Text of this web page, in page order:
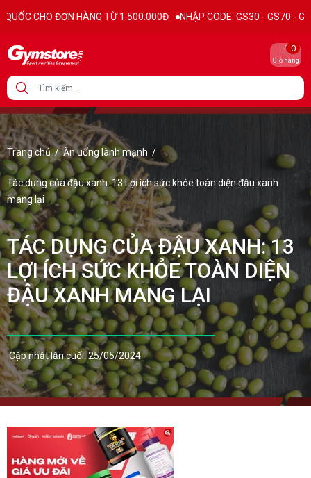
HÀNG TỪ 1.500.000Đ NHẬP CODE: GS30 - GS70 - GS100 giảm trực
Giỏ hàng
0
Trang chủ/ Ăn uống lành mạnh /
Tác dụng của đậu xanh: 13 Lợi ích sức khỏe toàn diện đậu xanh
mang lại
TÁC DỤNG CỦA ĐẬU XANH: 13
LỢI ÍCH SỨC KHỎE TOÀN DIỆN
ĐẬU XANH MANG LẠI
Cập nhật lần cuối: 25/05/2024